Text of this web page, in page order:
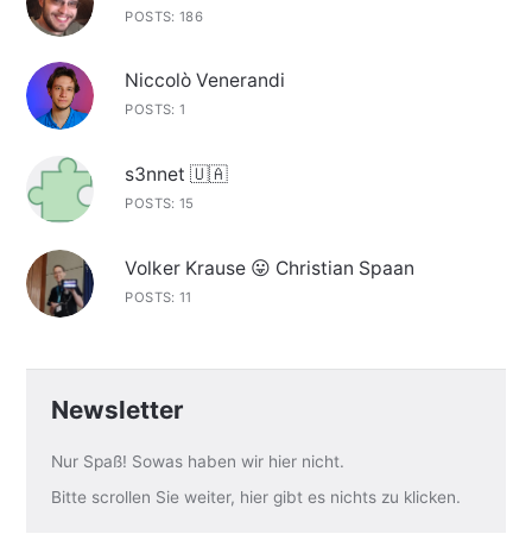
POSTS: 186
Niccolò Venerandi
POSTS: 1
s3nnet 🇺🇦
POSTS: 15
Volker Krause 😛 Christian Spaan
POSTS: 11
Newsletter
Nur Spaß! Sowas haben wir hier nicht.
Bitte scrollen Sie weiter, hier gibt es nichts zu klicken.